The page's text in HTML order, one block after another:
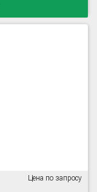
Цена по запросу